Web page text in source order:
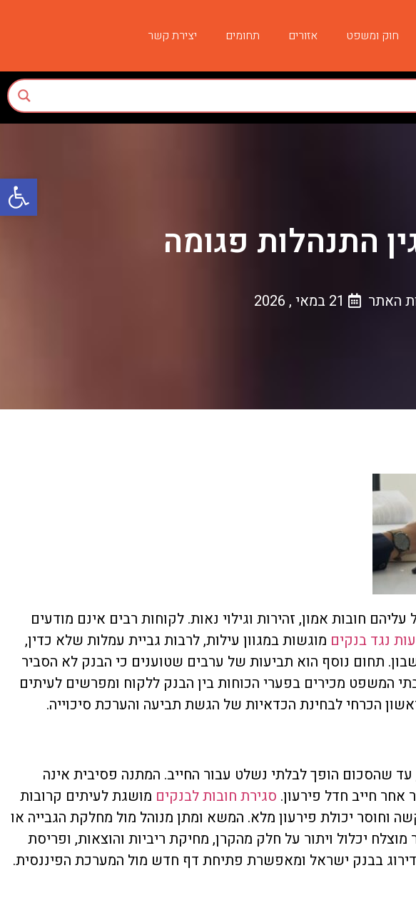
פתח
חוק ומשפט אזורים תחומים יצירת קשר
התנהלות פגומה
האתר 21 במאי , 2026
חובות אמון, זהירות וגילוי נאות. לקוחות רבים אינם מודעים
נגד בנקים מוגשות במגוון עילות, לרבות גביית עמלות שלא כדין,
תחום נוסף הוא תביעות של ערבים שטוענים כי הבנק לא הסביר
המשפט מכירים בפערי הכוחות בין הבנק ללקוח ומפרשים לעיתים
הכרחי לבחינת הכדאיות של הגשת תביעה והערכת סיכוייה.
עד שהסכום הופך לבלתי נשלט עבור החייב. המתנה פסיבית אינה
חייב חדל פירעון. סגירת חובות לבנקים מושגת לעיתים קרובות
יכולת פירעון מלא. המשא ומתן מנוהל מול מחלקת הגבייה או
יכלול ויתור על חלק מהקרן, מחיקת ריביות והוצאות, ופריסת
בבנק ישראל ומאפשרת פתיחת דף חדש מול המערכת הפיננסית.